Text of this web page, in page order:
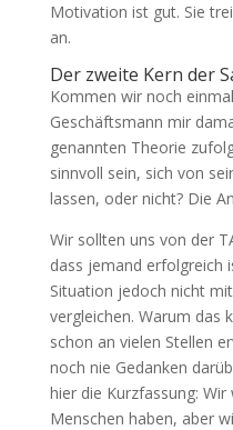
Motivation ist gut. Sie
an.
Der zweite Kern der
Kommen wir noch
Geschäftsmann mir
genannten Theorie
sinnvoll sein, sich von
lassen, oder nicht? Die
Wir sollten uns von der
dass jemand erfolgreich
Situation jedoch nicht
vergleichen. Warum das
schon an vielen Stellen
noch nie Gedanken
hier die Kurzfassung:
Menschen haben, aber